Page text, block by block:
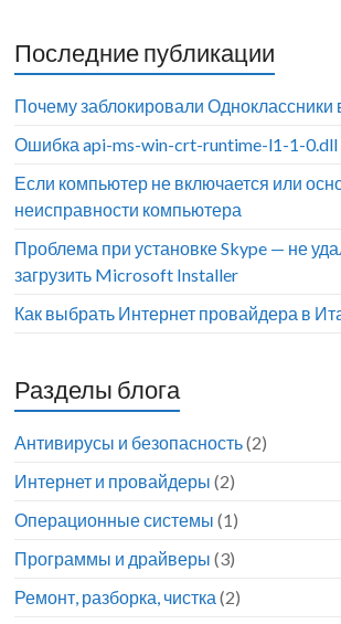
Последние публикации
Почему заблокировали Одноклассники
Ошибка api-ms-win-crt-runtime-l1-1-0.dll
Если компьютер не включается или
неисправности компьютера
Проблема при установке Skype — не
загрузить Microsoft Installer
Как выбрать Интернет провайдера в
Разделы блога
Антивирусы и безопасность(2)
Интернет и провайдеры (2)
Операционные системы (1)
Программы и драйверы (3)
Ремонт, разборка, чистка (2)